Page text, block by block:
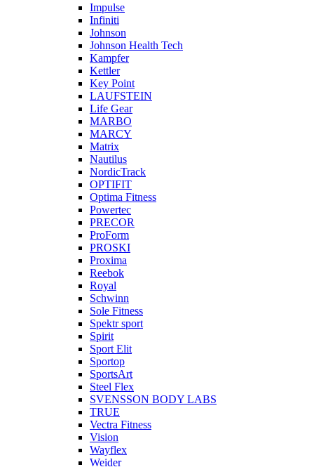
Impulse
Infiniti
Johnson
Johnson Health Tech
Kampfer
Kettler
Key Point
LAUFSTEIN
Life Gear
MARBO
MARCY
Matrix
Nautilus
NordicTrack
OPTIFIT
Optima Fitness
Powertec
PRECOR
ProForm
PROSKI
Proxima
Reebok
Royal
Schwinn
Sole Fitness
Spektr sport
Spirit
Sport Elit
Sportop
SportsArt
Steel Flex
SVENSSON BODY LABS
TRUE
Vectra Fitness
Vision
Wayflex
Weider